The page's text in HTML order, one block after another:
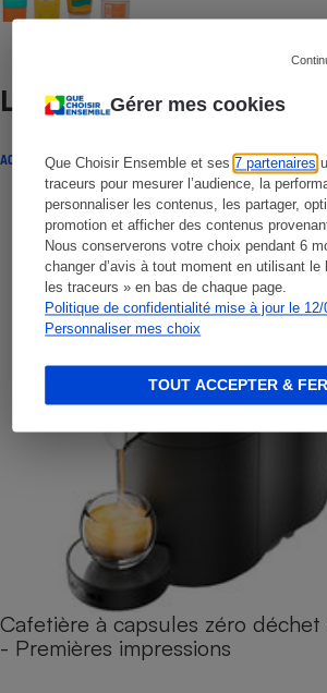
Gérer mes cookies
Que Choisir Ensemble et ses7 partenaires
traceurs pour mesurer l’audience, la
personnaliser les contenus, les partager,
promotion et afficher des contenus
Nous conserverons votre choix pendant 6
changer d’avis à tout moment en utilisant le
les traceurs » en bas de chaque page.
Politique de confidentialité mise à jour le 12/
Personnaliser mes choix
TOUT ACCEPTER &
Lire aussi
ACTUALITÉ
Cafetière à capsules zéro déchet
- Premières impressions